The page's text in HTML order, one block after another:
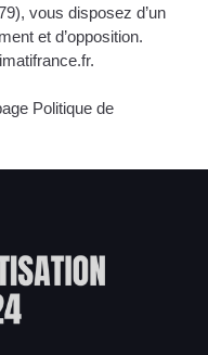
vous disposez d’un
et d’opposition.
Politique de